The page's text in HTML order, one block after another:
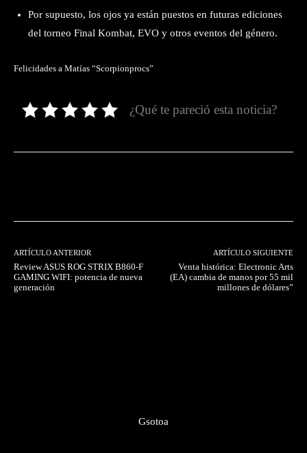
Por supuesto, los ojos ya están puestos en futuras ediciones
del torneo Final Kombat, EVO y otros eventos del género.
Felicidades a Matías “Scorpionprocs”
¿Qué te pareció esta noticia?
ARTÍCULO ANTERIOR
Review ASUS ROG STRIX B860-F
GAMING WIFI: potencia de nueva
generación
ARTÍCULO SIGUIENTE
Venta histórica: Electronic Arts
(EA) cambia de manos por 55 mil
millones de dólares”
Gsotoa